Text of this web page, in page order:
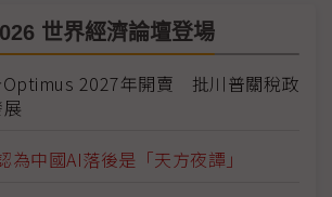
世界經濟論壇登場
2027年開賣 批川普關稅政
為中國AI落後是「天方夜譚」